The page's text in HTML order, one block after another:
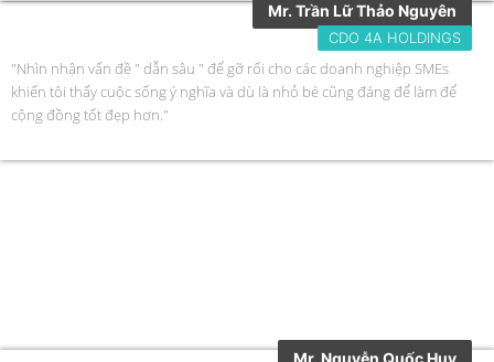
Mr. Trần Lữ Thảo Nguyên
CDO 4A HOLDINGS
"Nhìn nhận vấn đề " dẫn sâu " để gỡ rối cho các doanh nghiệp SMEs
khiến tôi thấy cuộc sống ý nghĩa và dù là nhỏ bé cũng đáng để làm để
cộng đồng tốt đẹp hơn."